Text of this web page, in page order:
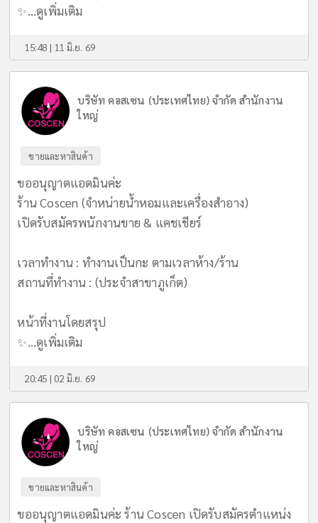
✨...ดูเพิ่มเติม
15:48 | 11 มิ.ย. 69
บริษัท คอสเซน (ประเทศไทย) จำกัด สำนักงาน
ใหญ่
ขายและหาสินค้า
ขออนุญาตแอดมินค่ะ
ร้าน Coscen (จำหน่ายน้ำหอมและเครื่องสำอาง)
เปิดรับสมัครพนักงานขาย & แคชเชียร์
เวลาทำงาน : ทำงานเป็นกะ ตามเวลาห้าง/ร้าน
สถานที่ทำงาน : (ประจำสาขาภูเก็ต)
หน้าที่งานโดยสรุป
✨...ดูเพิ่มเติม
20:45 | 02 มิ.ย. 69
บริษัท คอสเซน (ประเทศไทย) จำกัด สำนักงาน
ใหญ่
ขายและหาสินค้า
ขออนุญาตแอดมินค่ะ ร้าน Coscen เปิดรับสมัครตำแหน่ง